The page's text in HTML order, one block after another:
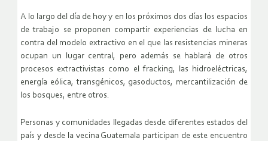
A lo largo del día de hoy y en los próximos dos días los espacios
de trabajo se proponen compartir experiencias de lucha en
contra del modelo extractivo en el que las resistencias mineras
ocupan un lugar central, pero además se hablará de otros
procesos extractivistas como el fracking, las hidroeléctricas,
energía eólica, transgénicos, gasoductos, mercantilización de
los bosques, entre otros.
Personas y comunidades llegadas desde diferentes estados del
país y desde la vecina Guatemala participan de este encuentro